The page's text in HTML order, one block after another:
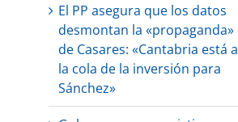
El PP asegura que los datos
desmontan la «propaganda»
de Casares: «Cantabria está a
la cola de la inversión para
Sánchez»